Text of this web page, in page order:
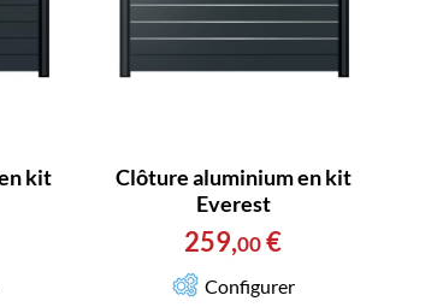
kit
Clôture aluminium en kit
Everest
259,00 €
Configurer